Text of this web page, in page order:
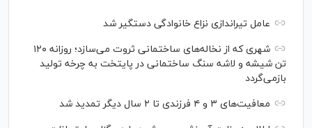
عامل تیراندازی نزاع خانوادگی دستگیر شد
شهری که از نخاله‌های ساختمانی ثروت می‌سازد؛ روزانه ۱۲۰
تن شیشه و لاشه سنگ ساختمانی در پایتخت به چرخه تولید
بازمی‌گردد
معافیت‌های ۳ و ۴ فرزندی تا ۲ سال دیگر تمدید شد